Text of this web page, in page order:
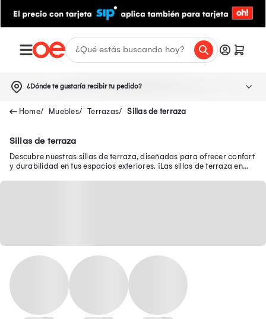
¿Dónde te gustaría recibir tu pedido?
Muebles Terrazas Sillas de terraza
Sillas de terraza
Descubre nuestras sillas de terraza, diseñadas para ofrecer confort
y durabilidad en tus espacios exteriores. ¡Las sillas de terraza en